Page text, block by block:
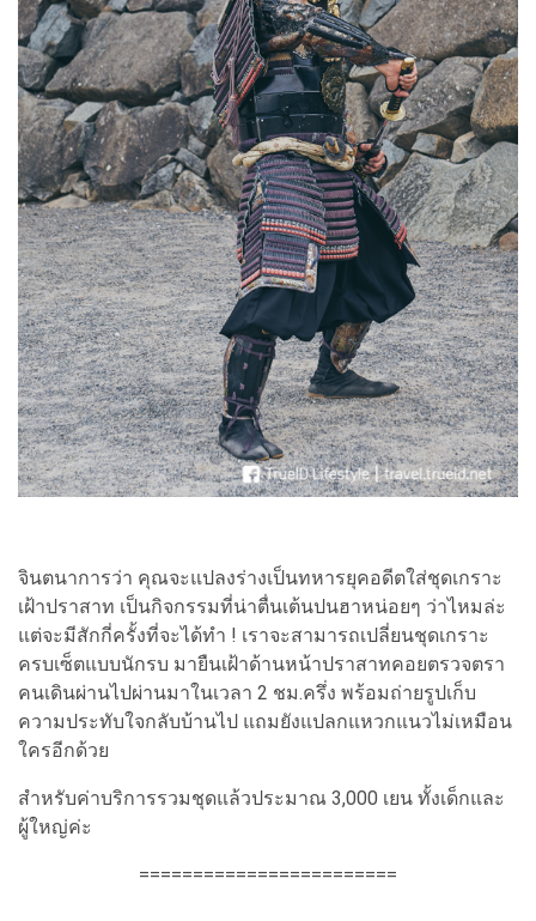
จินตนาการว่า คุณจะแปลงร่างเป็นทหารยุคอดีตใส่ชุดเกราะ
เฝ้าปราสาท เป็นกิจกรรมที่น่าตื่นเต้นปนฮาหน่อยๆ ว่าไหมล่ะ
แต่จะมีสักกี่ครั้งที่จะได้ทำ ! เราจะสามารถเปลี่ยนชุดเกราะ
ครบเซ็ตแบบนักรบ มายืนเฝ้าด้านหน้าปราสาทคอยตรวจตรา
คนเดินผ่านไปผ่านมาในเวลา 2 ชม.ครึ่ง พร้อมถ่ายรูปเก็บ
ความประทับใจกลับบ้านไป แถมยังแปลกแหวกแนวไม่เหมือน
ใครอีกด้วย
สำหรับค่าบริการรวมชุดแล้วประมาณ 3,000 เยน ทั้งเด็กและ
ผู้ใหญ่ค่ะ
========================